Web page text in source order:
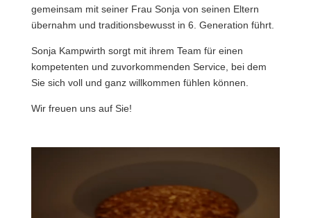
gemeinsam mit seiner Frau Sonja von seinen Eltern
übernahm und traditionsbewusst in 6. Generation führt.
Sonja Kampwirth sorgt mit ihrem Team für einen
kompetenten und zuvorkommenden Service, bei dem
Sie sich voll und ganz willkommen fühlen können.
Wir freuen uns auf Sie!